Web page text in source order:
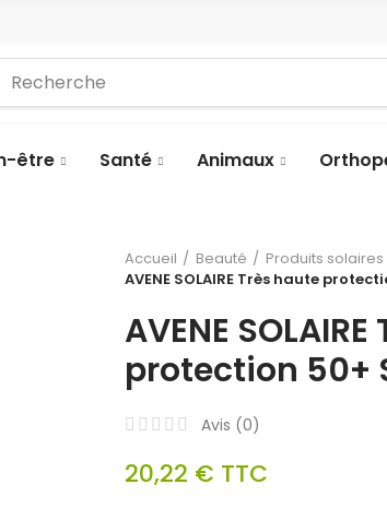
être Santé Animaux
Accueil Beauté Produits solaires
AVENE SOLAIRE Très haute
AVENE
protection 50+
Avis (0)
20,22 € TTC